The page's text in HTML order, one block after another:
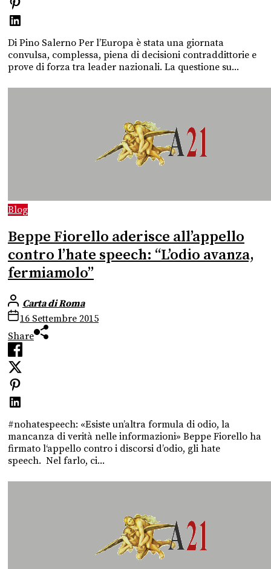
Di Pino Salerno Per l’Europa è stata una giornata
convulsa, complessa, piena di decisioni contraddittorie e
prove di forza tra leader nazionali. La questione su...
Blog
Beppe Fiorello aderisce all’appello
contro l’hate speech: “L’odio avanza,
fermiamolo”
Carta di Roma
16 Settembre 2015
Share
#nohatespeech: «Esiste un’altra formula di odio, la
mancanza di verità nelle informazioni» Beppe Fiorello ha
firmato l‘appello contro i discorsi d’odio, gli hate
speech. Nel farlo, ci...